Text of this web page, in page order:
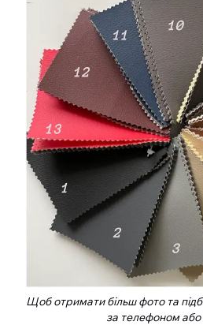
Щоб отримати більш фото та
за телефоном або